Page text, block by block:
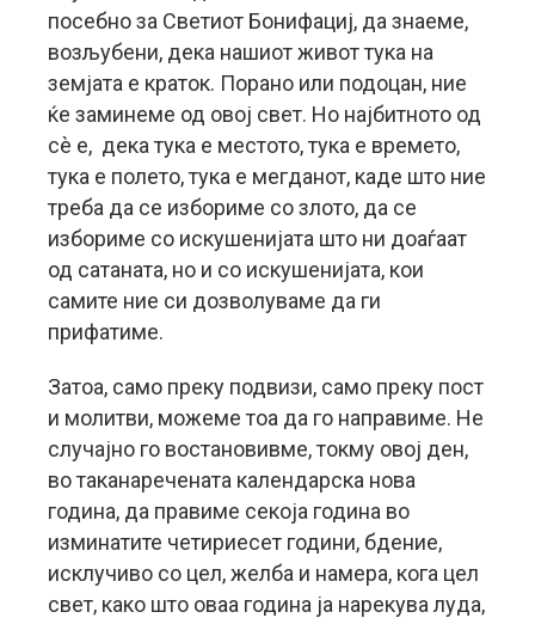
посебно за Светиот Бонифациј, да знаеме,
возљубени, дека нашиот живот тука на
земјата е краток. Порано или подоцан, ние
ќе заминеме од овој свет. Но најбитното од
сè е, дека тука е местото, тука е времето,
тука е полето, тука е мегданот, каде што ние
треба да се избориме со злото, да се
избориме со искушенијата што ни доаѓаат
од сатаната, но и со искушенијата, кои
самите ние си дозволуваме да ги
прифатиме.
Затоа, само преку подвизи, само преку пост
и молитви, можеме тоа да го направиме. Не
случајно го востановивме, токму овој ден,
во таканаречената календарска нова
година, да правиме секоја година во
изминатите четириесет години, бдение,
исклучиво со цел, желба и намера, кога цел
свет, како што оваа година ја нарекува луда,